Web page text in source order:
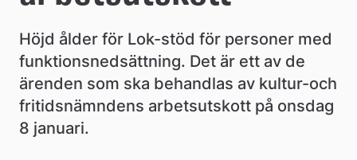
m
u
n
Höjd ålder för Lok-stöd för personer med
funktionsnedsättning. Det är ett av de
ärenden som ska behandlas av kultur-och
fritidsnämndens arbetsutskott på onsdag
8 januari.